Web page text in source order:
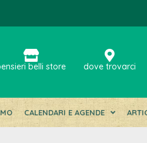
belli store dove trovarci
CALENDARI E AGENDE